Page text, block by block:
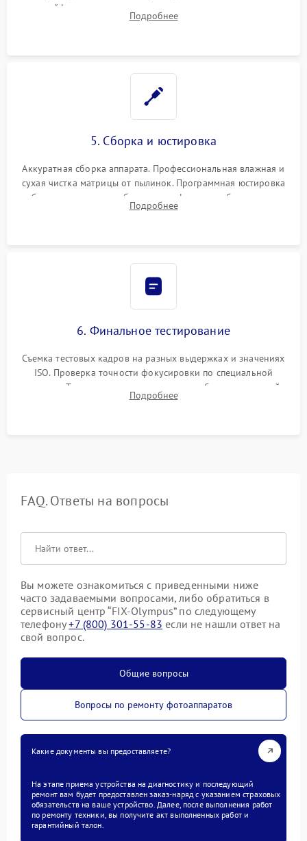
шлейфов, дисплея, механизма затвора или двигателя
автофокуса. Восстановление геометрии тубуса объектива
Подробнее
5. Сборка и юстировка
Аккуратная сборка аппарата. Профессиональная влажная и
сухая чистка матрицы от пылинок. Программная юстировка
рабочего отрезка, калибровка автофокуса, стабилизатора и
экспозамера с помощью сервисного ПО.
Подробнее
6. Финальное тестирование
Съемка тестовых кадров на разных выдержках и значениях
ISO. Проверка точности фокусировки по специальной
мишени. Тест записи на карту памяти, работы встроенной
вспышки, микрофона и всех кнопок управления.
Подробнее
FAQ. Ответы на вопросы
Вы можете ознакомиться с приведенными ниже
часто задаваемыми вопросами, либо обратиться в
сервисный центр “FIX-Olympus” по следующему
телефону+7 (800) 301-55-83 если не нашли ответ на
свой вопрос.
Общие вопросы
Вопросы по ремонту фотоаппаратов
Какие документы вы предоставляете?
На этапе приема устройства на диагностику и последующий
ремонт вам будет предоставлен заказ-наряд с указанием страховых
обязательств на ваше устройство. Далее, после выполнения работ
по ремонту техники, вы получите акт выполненных работ и
гарантийный талон.